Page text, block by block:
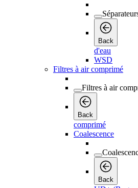
Back
d'eau
WSD
Filtres à air comprimé
Filtres à air
Back
comprimé
Coalescence
Back